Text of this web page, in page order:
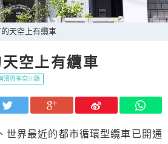
天空上有纜車
空上有纜車
濱與神奈川縣
世界最近的都市循環型纜車已開通